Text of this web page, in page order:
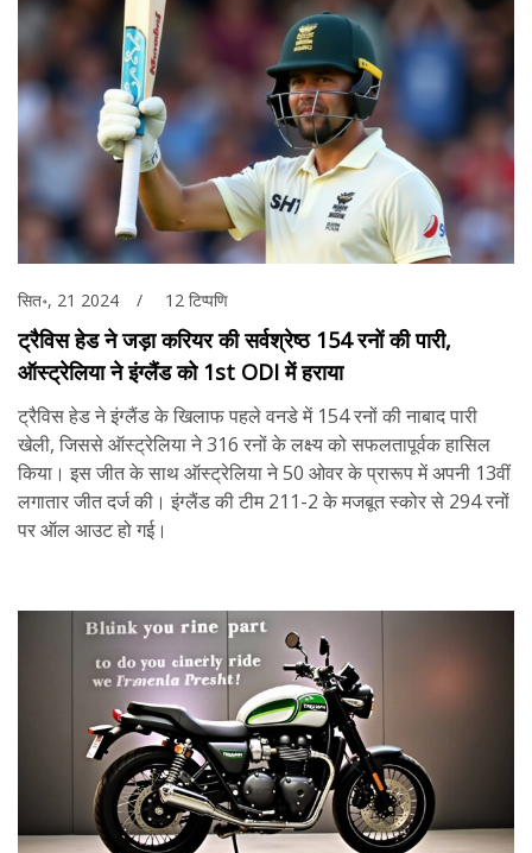
सित॰, 21 2024 12 टिप्पणि
ट्रैविस हेड ने जड़ा करियर की सर्वश्रेष्ठ 154 रनों की पारी,
ऑस्ट्रेलिया ने इंग्लैंड को 1st ODI में हराया
ट्रैविस हेड ने इंग्लैंड के खिलाफ पहले वनडे में 154 रनों की नाबाद पारी
खेली, जिससे ऑस्ट्रेलिया ने 316 रनों के लक्ष्य को सफलतापूर्वक हासिल
किया। इस जीत के साथ ऑस्ट्रेलिया ने 50 ओवर के प्रारूप में अपनी 13वीं
लगातार जीत दर्ज की। इंग्लैंड की टीम 211-2 के मजबूत स्कोर से 294 रनों
पर ऑल आउट हो गई।